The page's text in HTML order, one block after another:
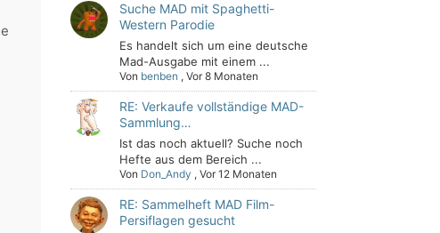
Suche MAD mit Spaghetti-
Western Parodie
Es handelt sich um eine deutsche
Mad-Ausgabe mit einem ...
Von benben ,Vor 8 Monaten
RE: Verkaufe vollständige MAD-
Sammlung…
Ist das noch aktuell? Suche noch
Hefte aus dem Bereich ...
Von Don_Andy ,Vor 12 Monaten
RE: Sammelheft MAD Film-
Persiflagen gesucht